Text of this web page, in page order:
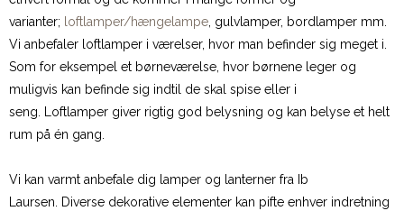
varianter; loftlamper/hængelampe, gulvlamper, bordlamper mm.
Vi anbefaler loftlamper i værelser, hvor man befinder sig meget i.
Som for eksempel et børneværelse, hvor børnene leger og
muligvis kan befinde sig indtil de skal spise eller i
seng. Loftlamper giver rigtig god belysning og kan belyse et helt
rum på én gang.
Vi kan varmt anbefale dig lamper og lanterner fra Ib
Laursen. Diverse dekorative elementer kan pifte enhver indretning